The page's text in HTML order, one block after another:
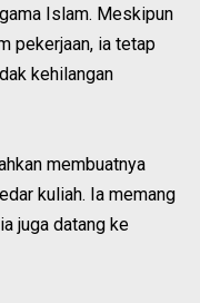
Islam. Meskipun
pekerjaan, ia tetap
kehilangan
membuatnya
kuliah. Ia memang
juga datang ke